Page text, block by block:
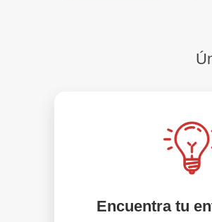
Encuentra tu